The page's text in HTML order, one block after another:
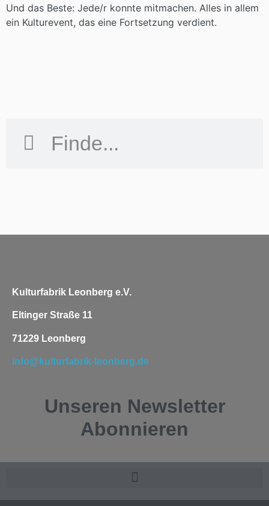
Und das Beste: Jede/r konnte mitmachen. Alles in allem
ein Kulturevent, das eine Fortsetzung verdient.
Kulturfabrik Leonberg e.V.
Eltinger Straße 11
71229 Leonberg
info@kulturfabrik-leonberg.de
Unseren Newsletter
Abonnieren